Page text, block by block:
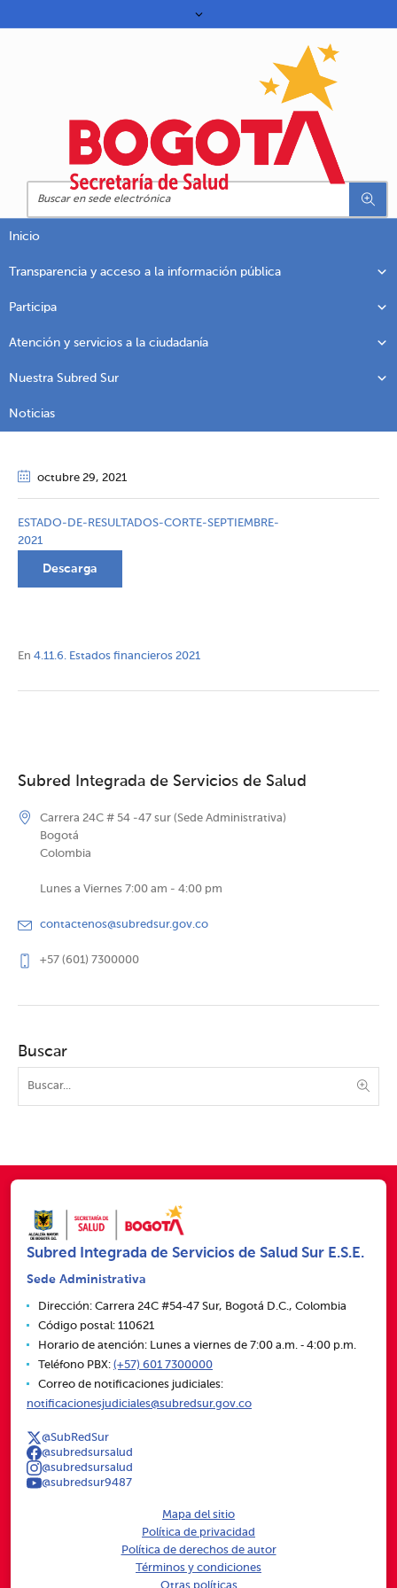
Inicio
Transparencia y acceso a la información pública
Participa
Atención y servicios a la ciudadanía
Nuestra Subred Sur
Noticias
octubre 29, 2021
ESTADO-DE-RESULTADOS-CORTE-SEPTIEMBRE-
2021
Descarga
En 4.11.6. Estados financieros 2021
Subred Integrada de Servicios de Salud
Carrera 24C # 54 -47 sur (Sede Administrativa)
Bogotá
Colombia
Lunes a Viernes 7:00 am - 4:00 pm
contactenos@subredsur.gov.co
+57 (601) 7300000
Buscar
Subred Integrada de Servicios de Salud Sur E.S.E.
Sede Administrativa
Dirección: Carrera 24C #54‑47 Sur, Bogotá D.C., Colombia
Código postal: 110621
Horario de atención: Lunes a viernes de 7:00 a.m. ‑ 4:00 p.m.
Teléfono PBX: (+57) 601 7300000
Correo de notificaciones judiciales:
notificacionesjudiciales@subredsur.gov.co
@SubRedSur
@subredsursalud
@subredsursalud
@subredsur9487
Mapa del sitio
Política de privacidad
Política de derechos de autor
Términos y condiciones
Otras políticas